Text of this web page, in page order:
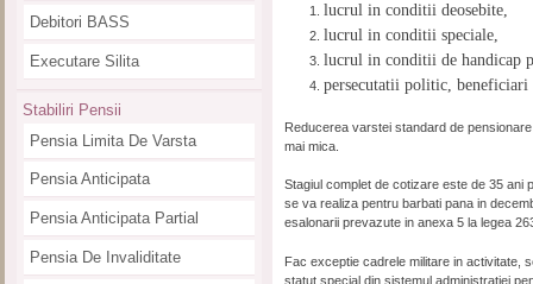
lucrul in conditii deosebite,
lucrul in conditii speciale,
lucrul in conditii de handicap
persecutatii politic,
Reducerea varstei standard de
mai mica.
Stagiul complet de cotizare este de 35 ani
se va realiza pentru barbati pana in
esalonarii prevazute in anexa 5 la legea
Fac exceptie cadrele militare in activitate,
statut special din sistemul administratiei
Debitori BASS
Executare Silita
Stabiliri Pensii
Pensia Limita De Varsta
Pensia Anticipata
Pensia Anticipata Partial
Pensia De Invaliditate